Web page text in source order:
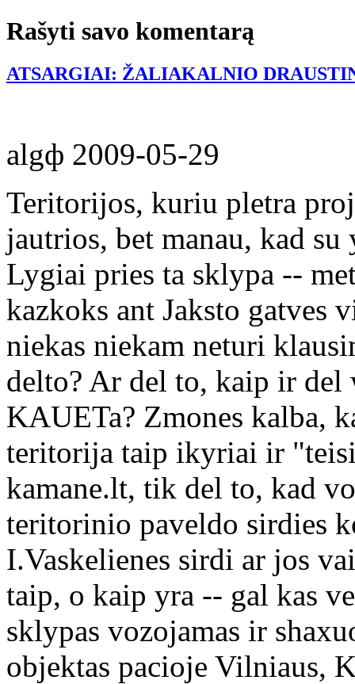
Rašyti savo komentarą
ATSARGIAI: ŽALIAKALNIO
algф 2009-05-29
Teritorijos, kuriu pletra
jautrios, bet manau, kad su
Lygiai pries ta sklypa --
kazkoks ant Jaksto gatves
niekas niekam neturi
delto? Ar del to, kaip ir del
KAUETa? Zmones kalba,
teritorija taip ikyriai ir
kamane.lt, tik del to, kad
teritorinio paveldo sirdies
I.Vaskelienes sirdi ar jos
taip, o kaip yra -- gal kas
sklypas vozojamas ir
objektas pacioje Vilniaus,